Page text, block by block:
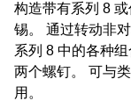
构造带有系列 8
锡。 通过转动非
系列 8 中的各种
两个螺钉。 可与
用。